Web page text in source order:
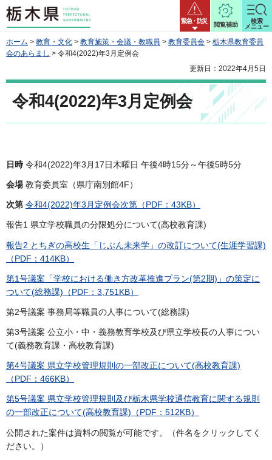
栃木県 緊急・防災
閲覧補助
検索
メニュー
ホーム > 教育・文化 > 教育施策・会議・教職員 > 教育委員会 > 栃木県教育委員
会のあらまし > 令和4(2022)年3月定例会
更新日：2022年4月5日
令和4(2022)年3月定例会
日時令和4(2022)年3月17日木曜日 午後4時15分～午後5時5分
会場教育委員室（県庁南別館4F）
次第 令和4(2022)年3月定例会次第（PDF：43KB）
報告1 県立学校職員の分限処分について(高校教育課)
報告2 とちぎの高校生「じぶん未来学」の改訂について(生涯学習課)
（PDF：414KB）
第1号議案「学校における働き方改革推進プラン(第2期)」の策定に
ついて(総務課)（PDF：3,751KB）
第2号議案 事務局等職員の人事について(総務課)
第3号議案 公立小・中・義務教育学校及び県立学校長の人事につい
て(義務教育課・高校教育課)
第4号議案 県立学校管理規則の一部改正について(高校教育課)
（PDF：466KB）
第5号議案 県立学校管理規則及び栃木県学校通信教育に関する規則
の一部改正について(高校教育課)（PDF：512KB）
公開された案件は資料の閲覧が可能です。（件名をクリックしてく
ださい。）